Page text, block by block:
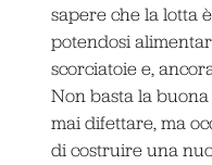
sapere che la lotta
potendosi
scorciatoie e,
Non basta la
mai difettare, ma
di costruire una